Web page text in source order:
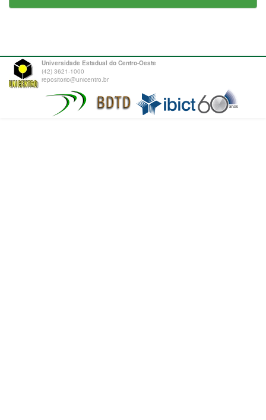
Universidade Estadual do Centro-Oeste
(42) 3621-1000
repositorio@unicentro.br